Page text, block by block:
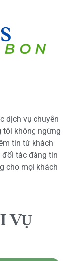
dịch vụ chuyên
tôi không ngừng
tin từ khách
đối tác đáng tin
cho mọi khách
VỤ